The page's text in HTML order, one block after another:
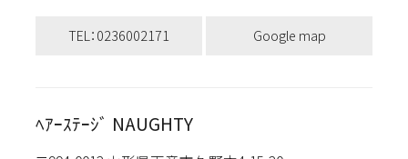
TEL：0236002171 Google map
ﾍｱｰｽﾃｰｼﾞ NAUGHTY